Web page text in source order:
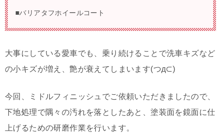
■バリアタフホイールコート
大事にしている愛車でも、乗り続けることで洗車キズなど
の小キズが増え、艶が衰えてしまいます(つд⊂)
今回、ミドルフィニッシュでご依頼いただきましたので、
下地処理で隅々の汚れを落としたあと、塗装面を鏡面に仕
上げるための研磨作業を行います。